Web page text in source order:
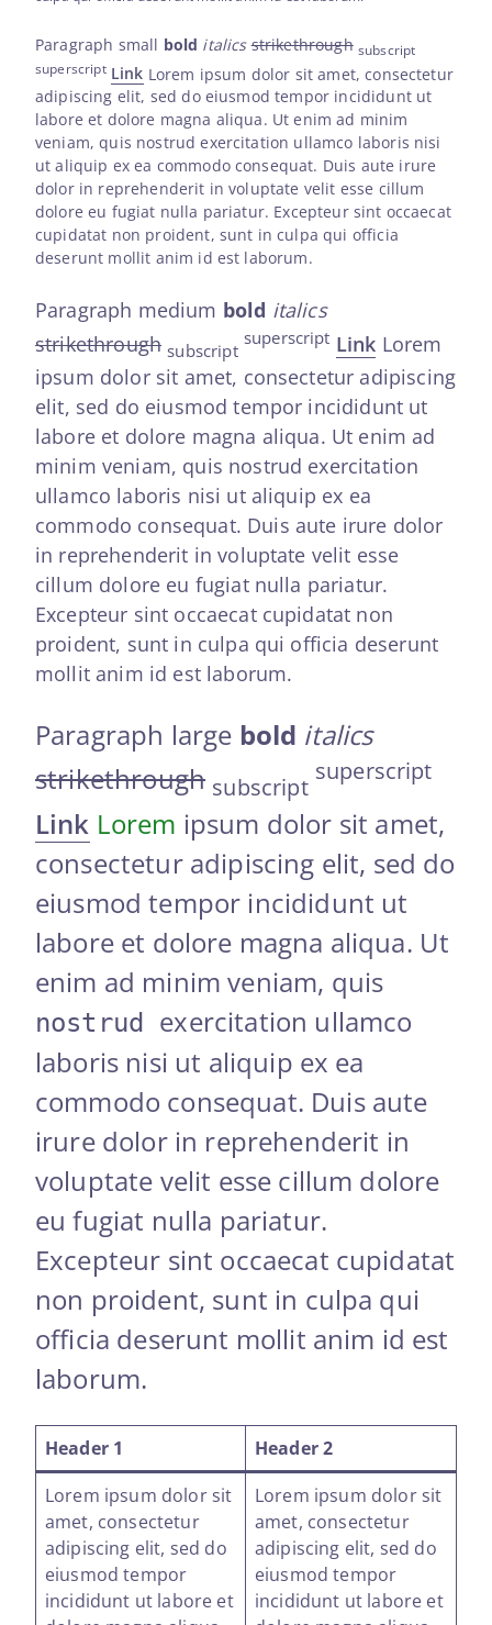
Paragraph small bold italics strikethrough subscript
superscript Link Lorem ipsum dolor sit amet, consectetur
adipiscing elit, sed do eiusmod tempor incididunt ut
labore et dolore magna aliqua. Ut enim ad minim
veniam, quis nostrud exercitation ullamco laboris nisi
ut aliquip ex ea commodo consequat. Duis aute irure
dolor in reprehenderit in voluptate velit esse cillum
dolore eu fugiat nulla pariatur. Excepteur sint occaecat
cupidatat non proident, sunt in culpa qui officia
deserunt mollit anim id est laborum.
Paragraph medium bold italics
strikethrough subscript
superscript Link Lorem
ipsum dolor sit amet, consectetur adipiscing
elit, sed do eiusmod tempor incididunt ut
labore et dolore magna aliqua. Ut enim ad
minim veniam, quis nostrud exercitation
ullamco laboris nisi ut aliquip ex ea
commodo consequat. Duis aute irure dolor
in reprehenderit in voluptate velit esse
cillum dolore eu fugiat nulla pariatur.
Excepteur sint occaecat cupidatat non
proident, sunt in culpa qui officia deserunt
mollit anim id est laborum.
Paragraph large bold italics
strikethrough subscript
superscript
Link Lorem ipsum dolor sit amet,
consectetur adipiscing elit, sed do
eiusmod tempor incididunt ut
labore et dolore magna aliqua. Ut
enim ad minim veniam, quis
nostrud exercitation ullamco
laboris nisi ut aliquip ex ea
commodo consequat. Duis aute
irure dolor in reprehenderit in
voluptate velit esse cillum dolore
eu fugiat nulla pariatur.
Excepteur sint occaecat cupidatat
non proident, sunt in culpa qui
officia deserunt mollit anim id est
laborum.
Header 1
Header 2
Lorem ipsum dolor sit
amet, consectetur
adipiscing elit, sed do
eiusmod tempor
incididunt ut labore et
Lorem ipsum dolor sit
amet, consectetur
adipiscing elit, sed do
eiusmod tempor
incididunt ut labore et